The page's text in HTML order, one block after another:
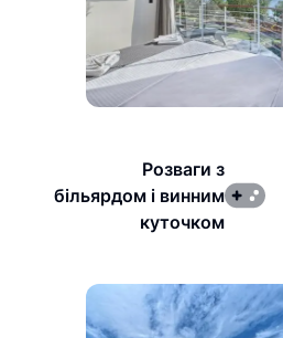
Розваги з
більярдом і винним
куточком